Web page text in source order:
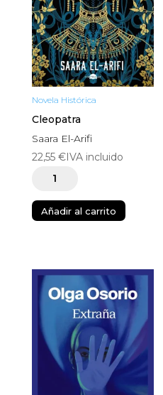
Novela Histórica
Cleopatra
Saara El-Arifi
22,55 €IVA incluido
Cleopatra
Añadir al carrito